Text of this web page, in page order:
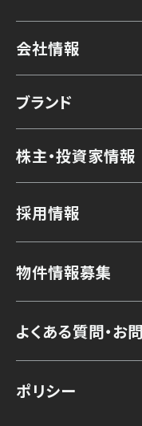
会社情報
ブランド
株主・投資家情報
採用情報
物件情報募集
よくある質問・お
ポリシー